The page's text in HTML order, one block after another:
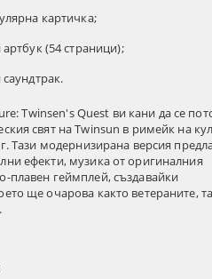
картичка;
(54 страници);
Twinsen's Quest ви кани да се
свят на Twinsun в римейк на
Тази модернизирана версия
ефекти, музика от оригиналния
плавен геймплей, създавайки
ще очарова както ветераните,